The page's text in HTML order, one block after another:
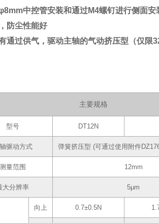
中控管安装和通过M4螺钉进行侧面安
防尘性能好
通过供气，驱动主轴的气动挤压型（仅限
主要规格
型号 DT12N
驱动方式 弹簧挤压型 (可通过使用附件
测量范围 12mm
大分辨率 5μm
向上 0.7±0.5N